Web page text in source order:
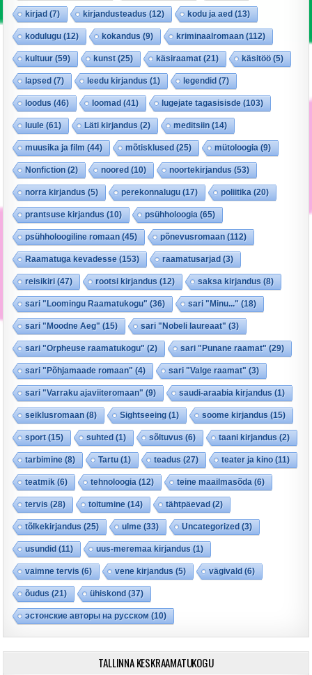
kirjad (7) kirjandusteadus (12) kodu ja aed (13)
kodulugu (12) kokandus (9) kriminaalromaan (112)
kultuur(59) kunst(25) käsiraamat(21) käsitöö (5)
lapsed (7) leedu kirjandus (1) legendid (7)
loodus (46) loomad (41) lugejate tagasisisde (103)
luule (61) Läti kirjandus (2) meditsiin (14)
muusika ja film (44) mõtisklused (25) mütoloogia (9)
Nonfiction (2) noored (10) noortekirjandus (53)
norra kirjandus (5) perekonnalugu (17) poliitika (20)
prantsuse kirjandus (10) psühholoogia (65)
psühholoogiline romaan (45) põnevusromaan (112)
Raamatuga kevadesse (153) raamatusarjad (3)
reisikiri (47) rootsi kirjandus (12) saksa kirjandus (8)
sari "Loomingu Raamatukogu" (36) sari "Minu..." (18)
sari "Moodne Aeg" (15) sari "Nobeli laureaat" (3)
sari "Orpheuse raamatukogu" (2) sari "Punane raamat" (29)
sari "Põhjamaade romaan" (4) sari "Valge raamat" (3)
sari "Varraku ajaviiteromaan" (9) saudi-araabia kirjandus (1)
seiklusromaan (8) Sightseeing (1) soome kirjandus (15)
sport(15) suhted (1) sõltuvus (6) taani kirjandus (2)
tarbimine (8) Tartu (1) teadus (27) teater ja kino (11)
teatmik (6) tehnoloogia (12) teine maailmasõda (6)
tervis (28) toitumine (14) tähtpäevad (2)
tõlkekirjandus (25) ulme (33) Uncategorized (3)
usundid (11) uus-meremaa kirjandus (1)
vaimne tervis (6) vene kirjandus (5) vägivald (6)
õudus (21) ühiskond (37)
эстонские авторы на русском (10)
TALLINNA KESKRAAMATUKOGU